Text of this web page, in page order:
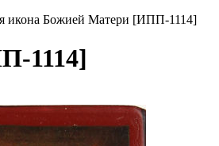
икона Божией Матери [ИПП-1114]
1114]